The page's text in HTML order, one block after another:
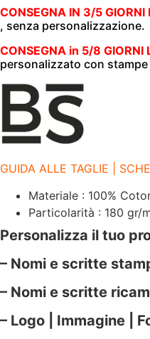
|
180
|
BS
|
EVOLUTION
BOTTONI
|
BS210
quantità
CONSEGNA IN 3/5 GIORNI
, senza personalizzazione.
CONSEGNA in 5/8 GIORNI
personalizzato con stampe
GUIDA ALLE TAGLIE |
Materiale : 100%
Particolarità : 180 gr/
Personalizza il tuo
– Nomi e scritte
– Nomi e scritte
– Logo | Immagine |